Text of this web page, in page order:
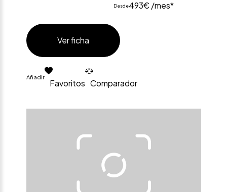
Desde493€ /mes*
Ver ficha
Añadir
Favoritos Comparador